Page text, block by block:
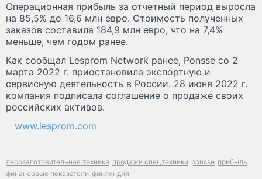
Операционная прибыль за отчетный период выросла
на 85,5% до 16,6 млн евро. Стоимость полученных
заказов составила 184,9 млн евро, что на 7,4%
меньше, чем годом ранее.
Как сообщал Lesprom Network ранее, Ponsse со 2
марта 2022 г. приостановила экспортную и
сервисную деятельность в России. 28 июня 2022 г.
компания подписала соглашение о продаже своих
российских активов.
www.lesprom.com
лесозаготовительная техника продажи спецтехники ponsse прибыль
финансовые показатели финляндия